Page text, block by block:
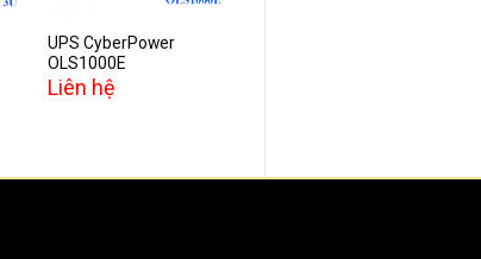
UPS CyberPower
OLS1000E
Liên hệ